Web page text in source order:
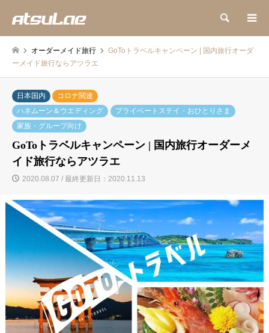
検索
オーダーメイド旅行
GoToトラベルキャンペーン | 国内旅行オーダ
ーメイド旅行ならアツラエ
日本国内
コロナ関連
ハネムーン＆ウエディング
プライベートステイ・おひとりさま
家族・グループ向け
GoToトラベルキャンペーン | 国内旅行オーダーメ
イド旅行ならアツラエ
2020.08.07 / 最終更新日：2020.11.13